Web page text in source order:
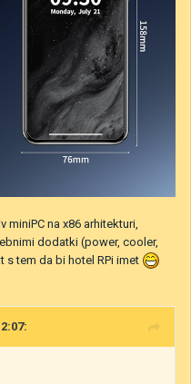
na x86 arhitekturi,
dodatki (power, cooler,
s tem da bi hotel RPi imet